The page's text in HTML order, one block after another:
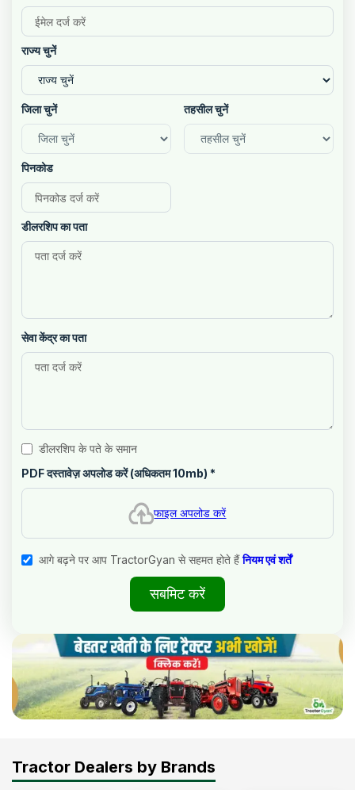
राज्य चुनें
जिला चुनें तहसील चुनें
पिनकोड
डीलरशिप का पता
सेवा केंद्र का पता
डीलरशिप के पते के समान
PDF दस्तावेज़ अपलोड करें (अधिकतम 10mb) *
फाइल अपलोड करें
आगे बढ़ने पर आप TractorGyan से सहमत होते हैं नियम एवं शर्तें
सबमिट करें
Tractor Dealers by Brands